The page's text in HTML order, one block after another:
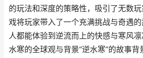
的玩法和深度的策略性，吸引了无数
戏将玩家带入了一个充满挑战与奇遇
人都能体验到逆流而上的快感与寒风
水寒的全球观与背景“逆水寒”的故事背